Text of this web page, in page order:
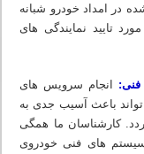
در امداد خودرو شبانه
تایید نمایندگی های
انجام سرویس های
باعث آسیب جدی به
کارشناسان ما همگی
های فنی خودروی